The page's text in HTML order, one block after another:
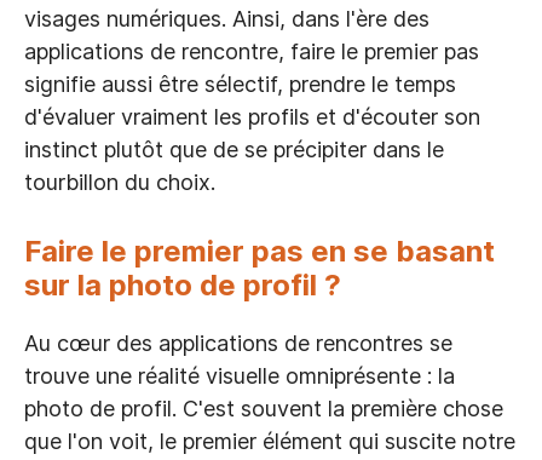
visages numériques. Ainsi, dans l'ère des
applications de rencontre, faire le premier pas
signifie aussi être sélectif, prendre le temps
d'évaluer vraiment les profils et d'écouter son
instinct plutôt que de se précipiter dans le
tourbillon du choix.
Faire le premier pas en se basant
sur la photo de profil ?
Au cœur des applications de rencontres se
trouve une réalité visuelle omniprésente : la
photo de profil. C'est souvent la première chose
que l'on voit, le premier élément qui suscite notre